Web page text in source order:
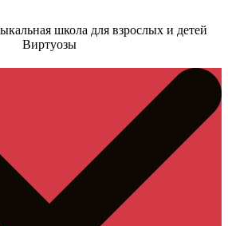
школа для взрослых и детей
Виртуозы